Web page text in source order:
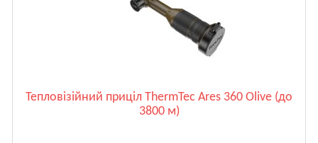
Тепловізійний приціл ThermTec Ares 360 Olive (до
3800 м)